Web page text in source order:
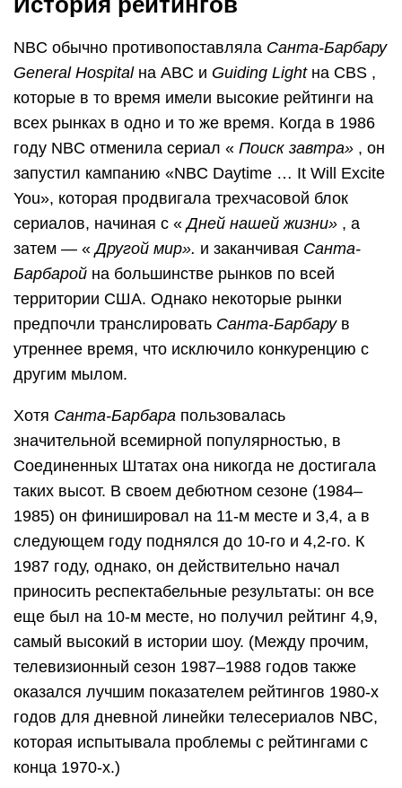
NBC обычно противопоставляла Санта-Барбару
General Hospitalна ABC и Guiding Lightна CBS ,
которые в то время имели высокие рейтинги на
всех рынках в одно и то же время. Когда в 1986
году NBC отменила сериал « Поиск завтра» , он
запустил кампанию «NBC Daytime … It Will Excite
You», которая продвигала трехчасовой блок
сериалов, начиная с «Дней нашей жизни» , а
затем — «Другой мир». и заканчивая Санта-
Барбарой на большинстве рынков по всей
территории США. Однако некоторые рынки
предпочли транслировать Санта-Барбарув
утреннее время, что исключило конкуренцию с
другим мылом.
Хотя Санта-Барбара пользовалась
значительной всемирной популярностью, в
Соединенных Штатах она никогда не достигала
таких высот. В своем дебютном сезоне (1984–
1985) он финишировал на 11-м месте и 3,4, а в
следующем году поднялся до 10-го и 4,2-го. К
1987 году, однако, он действительно начал
приносить респектабельные результаты: он все
еще был на 10-м месте, но получил рейтинг 4,9,
самый высокий в истории шоу. (Между прочим,
телевизионный сезон 1987–1988 годов также
оказался лучшим показателем рейтингов 1980-х
годов для дневной линейки телесериалов NBC,
которая испытывала проблемы с рейтингами с
конца 1970-х.)